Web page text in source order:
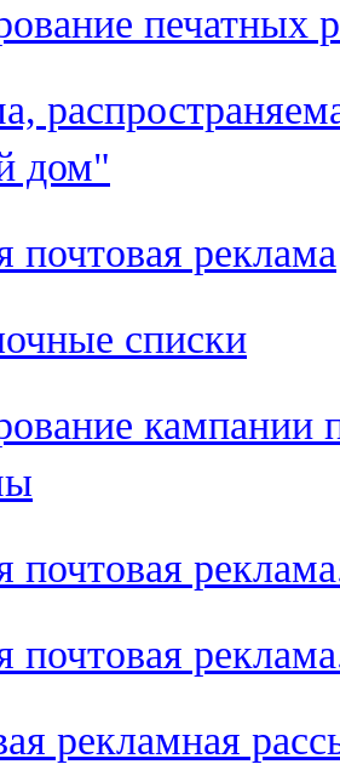
печатных
дом"
почтовая реклама
списки
кампании
почтовая
почтовая
рекламная